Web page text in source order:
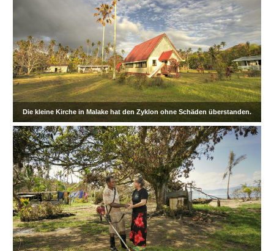
Die kleine Kirche in Malake hat den Zyklon ohne Schäden überstanden.